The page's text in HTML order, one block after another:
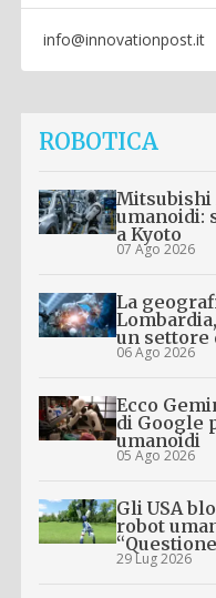
info@innovationpost.it
ROBOTICA
Mitsubishi
umanoidi:
a Kyoto
07 Ago 2026
La
un settore
06 Ago 2026
Ecco
di Google
umanoidi
05 Ago 2026
Gli USA
robot
29 Lug 2026